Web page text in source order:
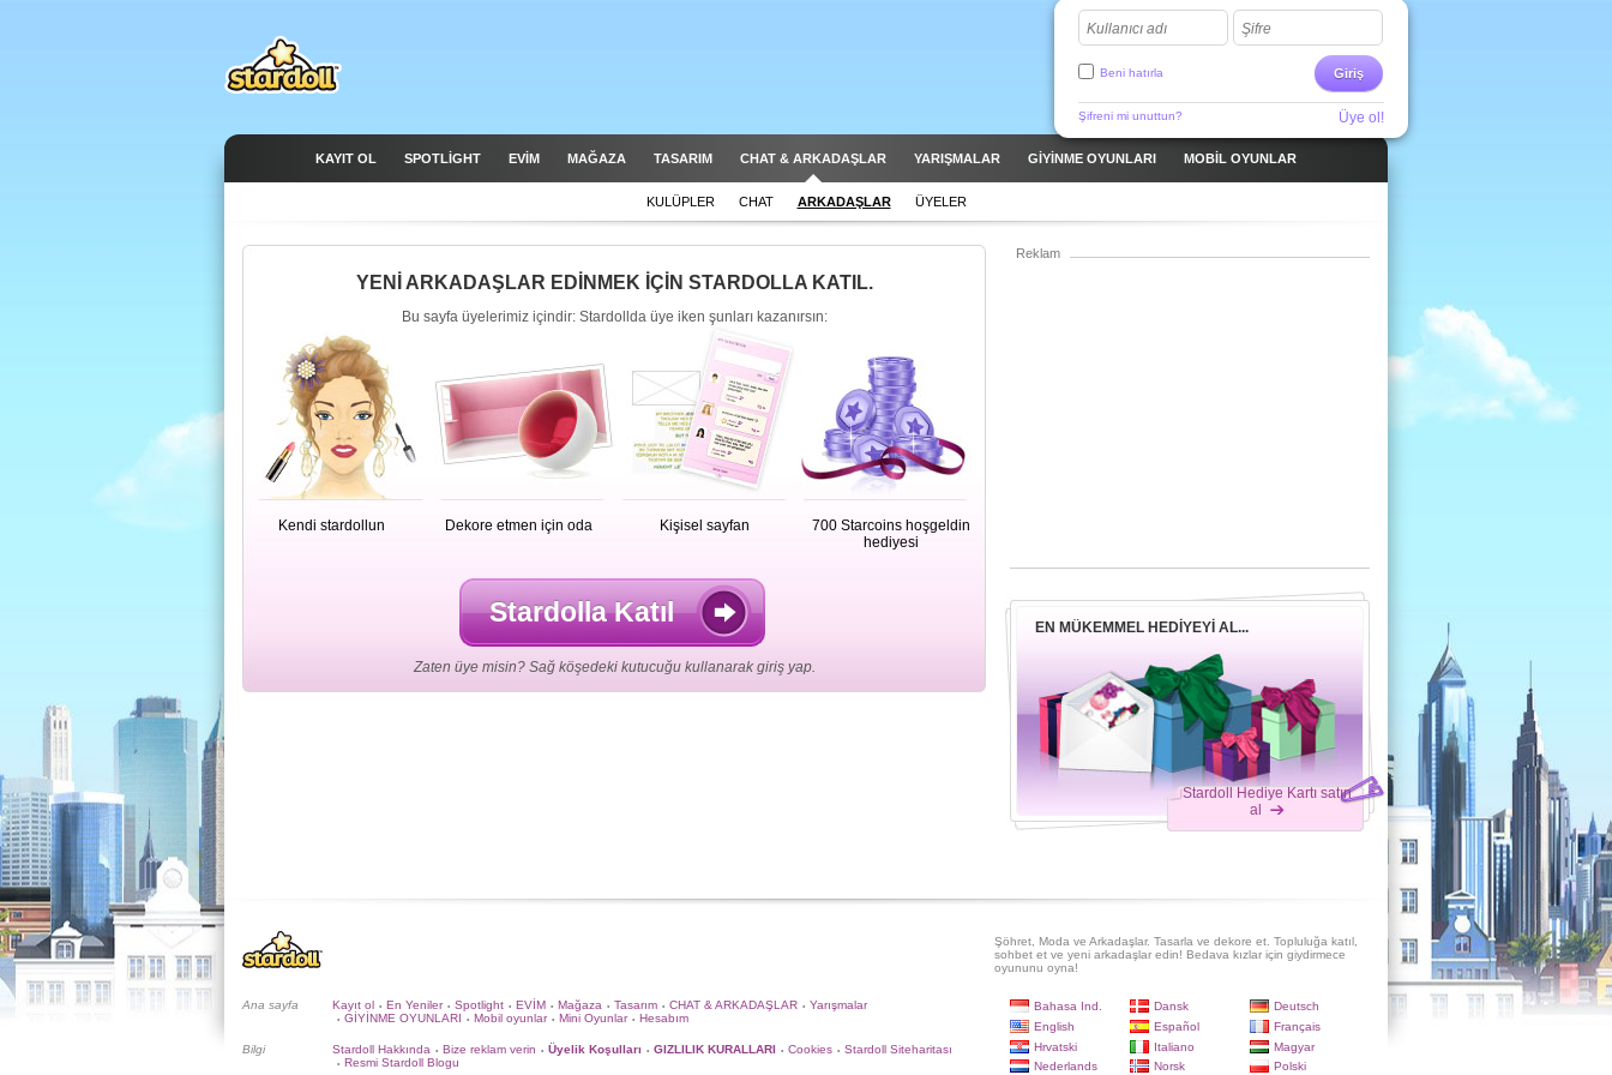
Kullanıcı adı Şifre
Giriş
Beni hatırla
Şifreni mi unuttun? Üye ol!
KAYIT OL SPOTLIGHT EVİM MAĞAZA TASARIM CHAT & ARKADAŞLAR YARIŞMALAR GİYİNME OYUNLARI MOBIL OYUNLAR
KULÜPLER CHAT ARKADAŞLAR ÜYELER
YENİ ARKADAŞLAR EDİNMEK İÇİN STARDOLLA KATIL.
Bu sayfa üyelerimiz içindir: Stardollda üye iken şunları kazanırsın:
Kendi stardollun Dekore etmen için oda Kişisel sayfan
700 Starcoins hoşgeldin
hediyesi
Stardolla Katıl
Zaten üye misin? Sağ köşedeki kutucuğu kullanarak giriş yap.
Reklam
EN MÜKEMMEL HEDIYEYI AL...
Stardoll Hediye Kartı satın
al
Şöhret, Moda ve Arkadaşlar. Tasarla ve dekore et. Topluluğa katıl,
sohbet et ve yeni arkadaşlar edin! Bedava kızlar için giydirmece
oyununu oyna!
Ana sayfa Kayıt ol • En Yeniler • Spotlight • EVİM • Mağaza • Tasarım • CHAT & ARKADAŞLAR • Yarışmalar
• GİYİNME OYUNLARI • Mobil oyunlar • Mini Oyunlar • Hesabım
Bilgi Stardoll Hakkında • Bize reklam verin • Üyelik Koşulları • GIZLILIK KURALLARI • Cookies • Stardoll Siteharitası
• Resmi Stardoll Blogu
Bahasa Ind. Dansk
Deutsch
English
Español
Français
Hrvatski
Italiano
Magyar
Nederlands
Norsk Polski